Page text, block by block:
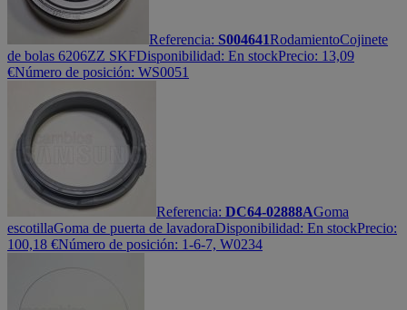
Referencia: S004641RodamientoCojinete
de bolas 6206ZZ SKFDisponibilidad: En stockPrecio: 13,09
€Número de posición: WS0051
Referencia: DC64-02888AGoma
escotillaGoma de puerta de lavadoraDisponibilidad: En stockPrecio:
100,18 €Número de posición: 1-6-7, W0234